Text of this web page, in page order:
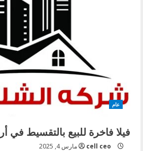
بالتقسيط:
خطوات
المناسبة
عام
فيلا فاخرة للبيع بالتقسيط في
cell ceo مارس 4, 2025